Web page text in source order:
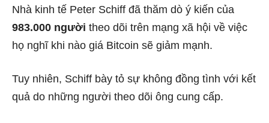
Nhà kinh tế Peter Schiff đã thăm dò ý kiến ​​​​của
983.000 người theo dõi trên mạng xã hội về việc
họ nghĩ khi nào giá Bitcoin sẽ giảm mạnh.
Tuy nhiên, Schiff bày tỏ sự không đồng tình với kết
quả do những người theo dõi ông cung cấp.